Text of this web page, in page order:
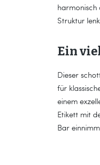
harmonisch
Struktur
Ein
Dieser
für
einem
Etikett mit
Bar